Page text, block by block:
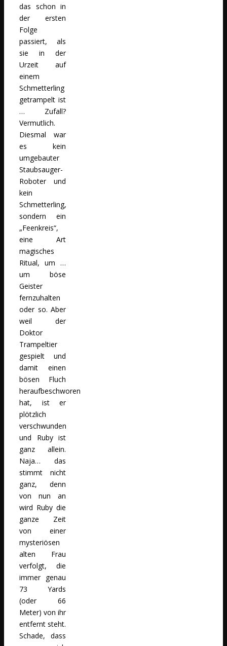
das schon in
der ersten
Folge
passiert, als
sie in der
Urzeit auf
einem
Schmetterling
getrampelt ist
… Zufall?
Vermutlich.
Diesmal war
es kein
umgebauter
Staubsauger-
Roboter und
kein
Schmetterling,
sondern ein
„Feenkreis“,
eine Art
magisches
Ritual, um …
um böse
Geister
fernzuhalten
oder so. Aber
weil der
Doktor
Trampeltier
gespielt und
damit einen
bösen Fluch
heraufbeschworen
hat, ist er
plötzlich
verschwunden
und Ruby ist
ganz allein.
Naja… das
stimmt nicht
ganz, denn
von nun an
wird Ruby die
ganze Zeit
von einer
mysteriösen
alten Frau
verfolgt, die
immer genau
73 Yards
(oder 66
Meter) von ihr
entfernt steht.
Schade, dass